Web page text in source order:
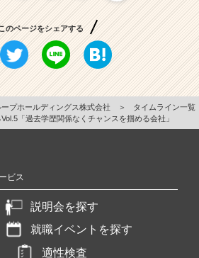
のページをシェアする
プホールディングス株式会社 ＞
タイムライン一覧
「過去学歴関係なくチャンスを掴める会社」
ビス
説明会を探す
就職イベントを探す
適性検査